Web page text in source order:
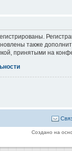
также
принятыми на
Создано на